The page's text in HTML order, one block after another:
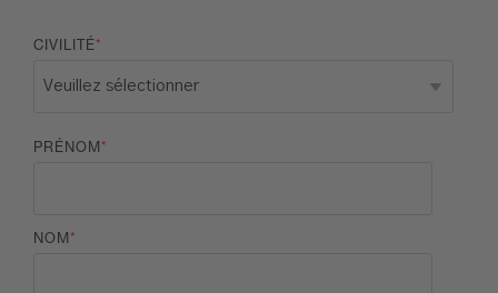
CIVILITÉ*
PRÉNOM*
NOM*